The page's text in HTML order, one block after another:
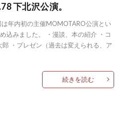
下北沢公演。
年内初の主催MOMOTARO公演とい
込みました。 ・漫談、本の紹介 ・コ
郎 ・プレゼン（過去は変えられる、ア
続きを読む